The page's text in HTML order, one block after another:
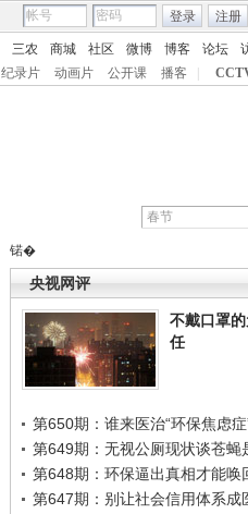
登录 注册
三农 商城 社区 微博 博客 论坛
纪录片 动画片 公开课 播客
锘�
央视网评
不戴口罩
任
第650期：谁来医治“环保焦虑症
第649期：无视公厕现状谈苍蝇
第648期：环保逼出真相才能唤
第647期：别让社会信用体系成